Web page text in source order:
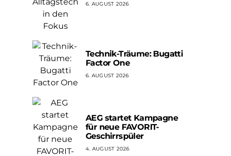
6. AUGUST 2026
Technik-Träume: Bugatti
Factor One
6. AUGUST 2026
AEG startet Kampagne
für neue FAVORIT-
Geschirrspüler
4. AUGUST 2026